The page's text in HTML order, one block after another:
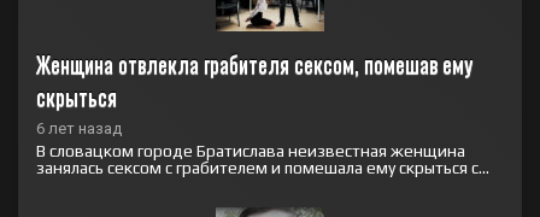
Женщина отвлекла грабителя сексом, помешав ему
скрыться
6 лет назад
В словацком городе Братислава неизвестная женщина
занялась сексом с грабителем и помешала ему скрыться с...